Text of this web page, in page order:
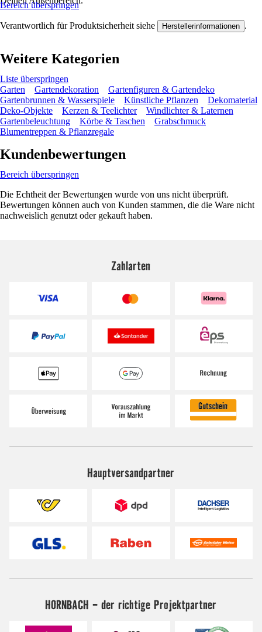
Bereich überspringen
Verantwortlich für Produktsicherheit siehe Herstellerinformationen .
Weitere Kategorien
Liste überspringen
Garten
Gartendekoration
Gartenfiguren & Gartendeko
Gartenbrunnen & Wasserspiele
Künstliche Pflanzen
Dekomaterial
Deko-Objekte
Kerzen & Teelichter
Windlichter & Laternen
Gartenbeleuchtung
Körbe & Taschen
Grabschmuck
Blumentreppen & Pflanzregale
Kundenbewertungen
Bereich überspringen
Die Echtheit der Bewertungen wurde von uns nicht überprüft.
Bewertungen können auch von Kunden stammen, die die Ware nicht
nachweislich genutzt oder gekauft haben.
Zahlarten
Hauptversandpartner
HORNBACH - der richtige Projektpartner